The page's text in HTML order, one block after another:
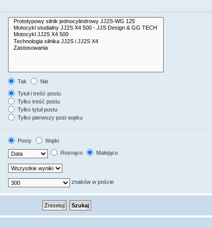
Tak
Nie
Tytuł i treść postu
Tylko treść postu
Tylko tytuł postu
Tylko pierwszy post wątku
Posty
Wątki
Rosnąco Malejąco
znaków w poście